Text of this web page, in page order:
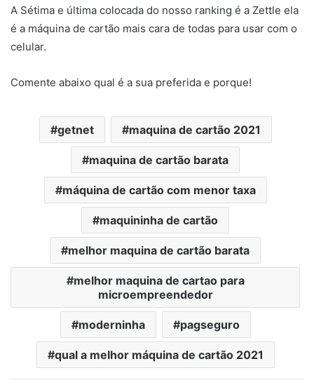
A Sétima e última colocada do nosso ranking é a Zettle ela
é a máquina de cartão mais cara de todas para usar com o
celular.
Comente abaixo qual é a sua preferida e porque!
getnet maquina de cartão 2021
maquina de cartão barata
máquina de cartão com menor taxa
maquininha de cartão
melhor maquina de cartão barata
melhor maquina de cartao para
microempreendedor
moderninha pagseguro
qual a melhor máquina de cartão 2021